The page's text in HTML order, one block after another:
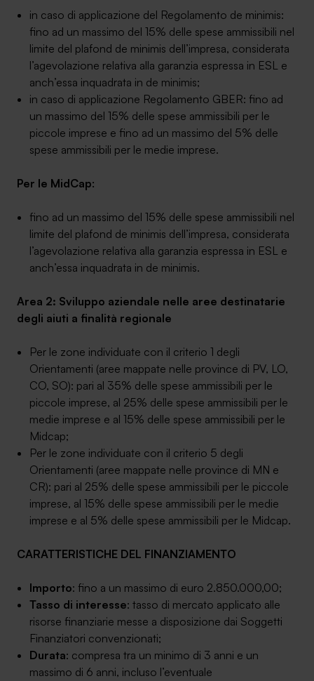
in caso di applicazione del Regolamento de minimis:
fino ad un massimo del 15% delle spese ammissibili nel
limite del plafond de minimis dell’impresa, considerata
l’agevolazione relativa alla garanzia espressa in ESL e
anch’essa inquadrata in de minimis;
in caso di applicazione Regolamento GBER: fino ad
un massimo del 15% delle spese ammissibili per le
piccole imprese e fino ad un massimo del 5% delle
spese ammissibili per le medie imprese.
Per le MidCap:
fino ad un massimo del 15% delle spese ammissibili nel
limite del plafond de minimis dell’impresa, considerata
l’agevolazione relativa alla garanzia espressa in ESL e
anch’essa inquadrata in de minimis.
Area 2: Sviluppo aziendale nelle aree destinatarie
degli aiuti a finalità regionale
Per le zone individuate con il criterio 1 degli
Orientamenti (aree mappate nelle province di PV, LO,
CO, SO): pari al 35% delle spese ammissibili per le
piccole imprese, al 25% delle spese ammissibili per le
medie imprese e al 15% delle spese ammissibili per le
Midcap;
Per le zone individuate con il criterio 5 degli
Orientamenti (aree mappate nelle province di MN e
CR): pari al 25% delle spese ammissibili per le piccole
imprese, al 15% delle spese ammissibili per le medie
imprese e al 5% delle spese ammissibili per le Midcap.
CARATTERISTICHE DEL FINANZIAMENTO
Importo: fino a un massimo di euro 2.850.000,00;
Tasso di interesse: tasso di mercato applicato alle
risorse finanziarie messe a disposizione dai Soggetti
Finanziatori convenzionati;
Durata: compresa tra un minimo di 3 anni e un
massimo di 6 anni, incluso l’eventuale